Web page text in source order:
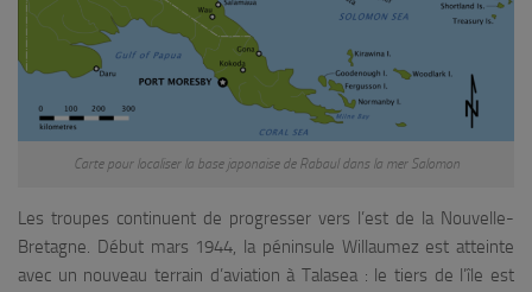
Carte pour localiser la base japonaise de Rabaul dans la mer Salomon
Les troupes continuent de progresser vers l’est de la Nouvelle-
Bretagne. Début mars 1944, la péninsule Willaumez est atteinte
avec un nouveau terrain d’aviation à Talasea : le tiers de l’île est